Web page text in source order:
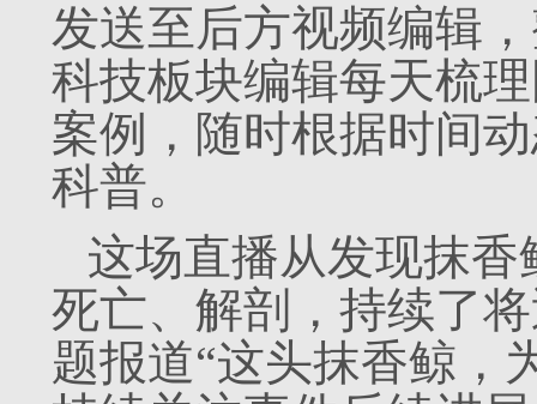
发送至后方视频编辑
科技板块编辑每天梳
案例，随时根据时间
科普。
这场直播从发现抹
死亡、解剖，持续了
题报道“这头抹香鲸，